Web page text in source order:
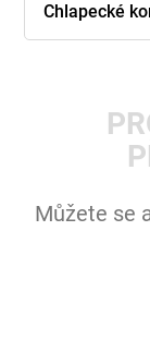
Chlapecké
Můžete se